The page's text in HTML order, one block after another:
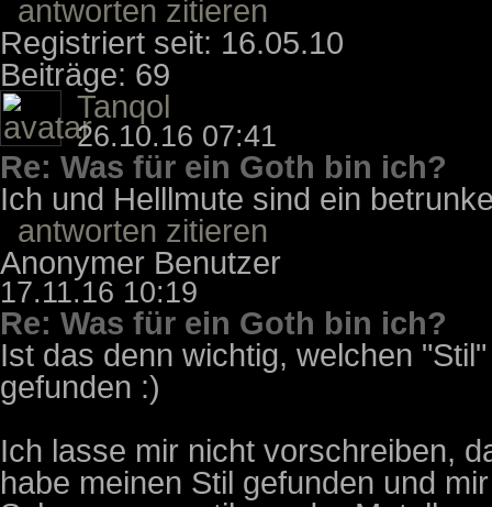
antworten zitieren
Registriert seit: 16.05.10
Beiträge: 69
Tanqol
26.10.16 07:41
Re: Was für ein Goth bin ich?
Ich und Helllmute sind ein
antworten zitieren
Anonymer Benutzer
17.11.16 10:19
Re: Was für ein Goth bin ich?
Ist das denn wichtig, welchen
gefunden :)
Ich lasse mir nicht vorschreiben,
habe meinen Stil gefunden und